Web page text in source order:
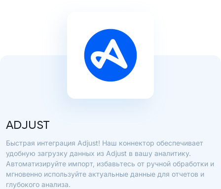
ADJUST
Быстрая интеграция Adjust! Наш коннектор обеспечивает
удобную загрузку данных из Adjust в вашу аналитику.
Автоматизируйте импорт, избавьтесь от ручной обработки и
мгновенно используйте актуальные данные для отчетов и
глубокого анализа.